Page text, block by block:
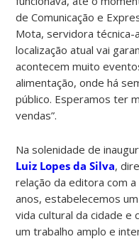
de Comunicação e
Mota, servidora
localização atual vai
acontecem muito
alimentação, onde há
público. Esperamos ter
vendas”.
Na solenidade de
Luiz Lopes da Silva,
relação da editora com
anos, estabelecemos
vida cultural da cidade e
um trabalho amplo e